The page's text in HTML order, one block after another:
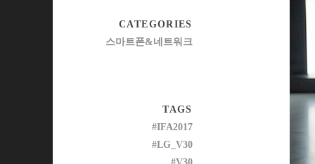
CATEGORIES
스마트폰&네트워크
TAGS
#IFA2017
#LG_V30